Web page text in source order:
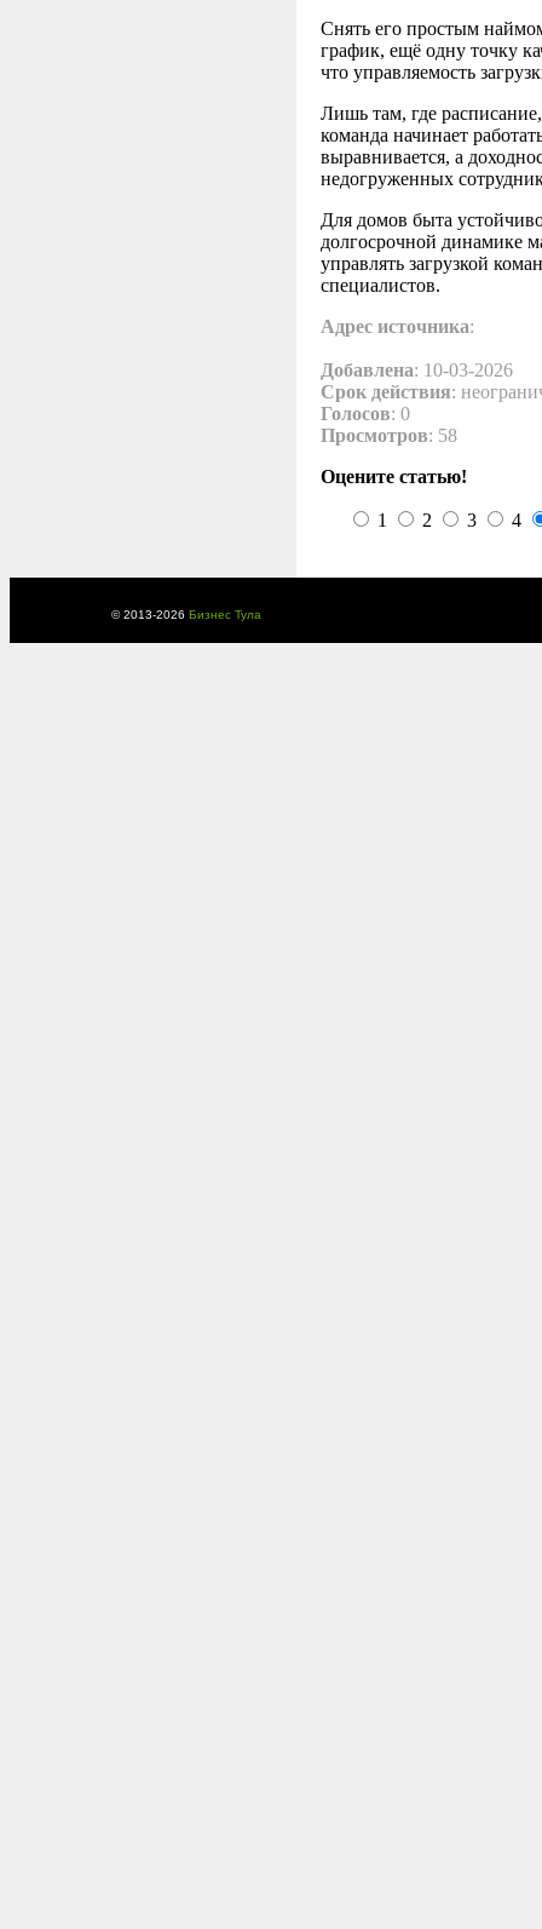
Снять его простым
график, ещё одну точку
что управляемость
Лишь там, где
команда начинает
выравнивается, а
недогруженных
Для домов быта
долгосрочной динамике
управлять загрузкой
специалистов.
Адрес источника:
Добавлена: 10-03-2026
Срок действия:
Голосов: 0
Просмотров: 58
Оцените статью!
1 2 3 4
© 2013-2026 Бизнес Тула